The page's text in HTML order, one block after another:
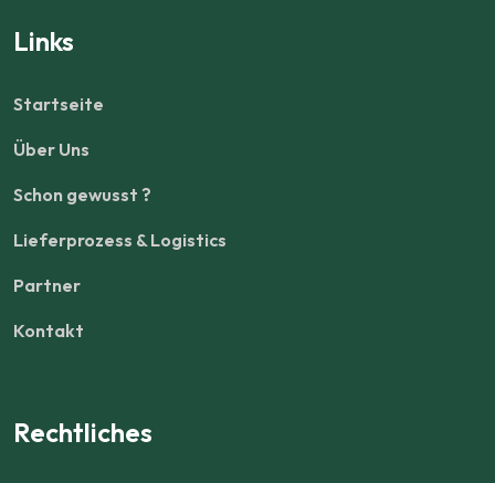
Links
Startseite
Über Uns
Schon gewusst ?
Lieferprozess & Logistics
Partner
Kontakt
Rechtliches